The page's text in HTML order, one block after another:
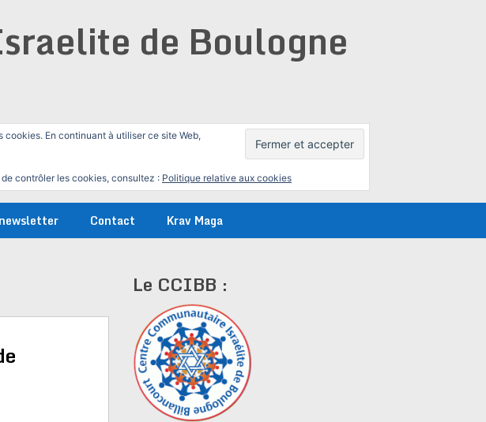
de Boulogne
En continuant à utiliser ce site Web,
contrôler les cookies, consultez : Politique relative aux cookies
Contact Krav Maga
Le CCIBB :